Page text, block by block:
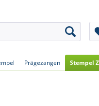
Prägezangen Stempel